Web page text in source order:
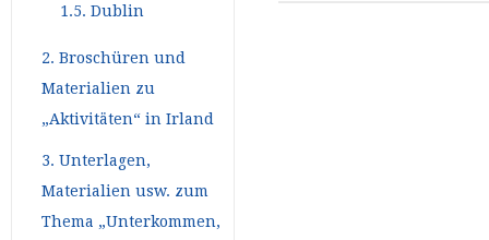
1.5. Dublin
2. Broschüren und
Materialien zu
„Aktivitäten“ in Irland
3. Unterlagen,
Materialien usw. zum
Thema „Unterkommen,